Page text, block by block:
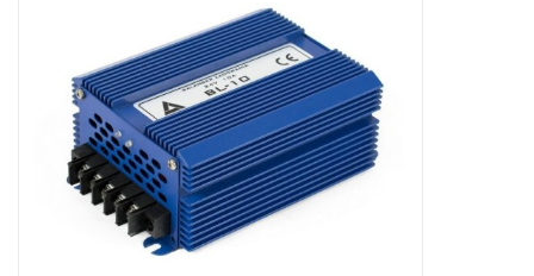
GRADINA
ECHIPAMENTE